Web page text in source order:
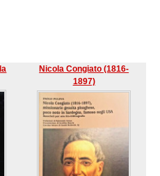
Nicola Congiato (1816-
1897)